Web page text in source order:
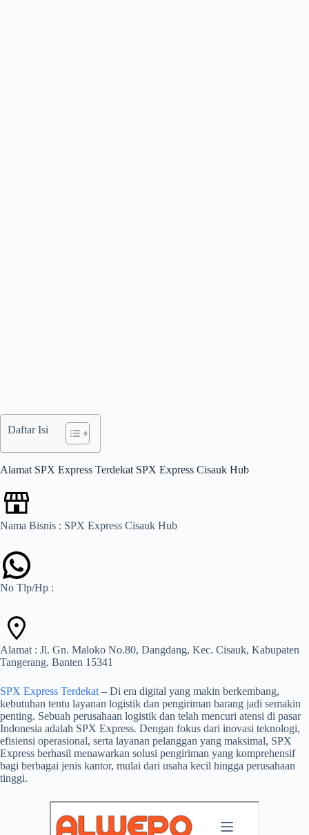
Daftar Isi
Alamat SPX Express Terdekat SPX Express Cisauk Hub
Nama Bisnis : SPX Express Cisauk Hub
No Tlp/Hp :
Alamat : Jl. Gn. Maloko No.80, Dangdang, Kec. Cisauk, Kabupaten
Tangerang, Banten 15341
SPX Express Terdekat – Di era digital yang makin berkembang,
kebutuhan tentu layanan logistik dan pengiriman barang jadi semakin
penting. Sebuah perusahaan logistik dan telah mencuri atensi di pasar
Indonesia adalah SPX Express. Dengan fokus dari inovasi teknologi,
efisiensi operasional, serta layanan pelanggan yang maksimal, SPX
Express berhasil menawarkan solusi pengiriman yang komprehensif
bagi berbagai jenis kantor, mulai dari usaha kecil hingga perusahaan
tinggi.